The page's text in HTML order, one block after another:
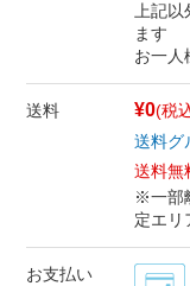
上記以
ます
お一人
送料 ¥0(税
送料グ
送料無
※一部
定エリ
お支払い